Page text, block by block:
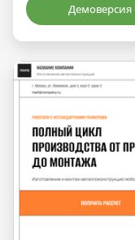
Демоверсия